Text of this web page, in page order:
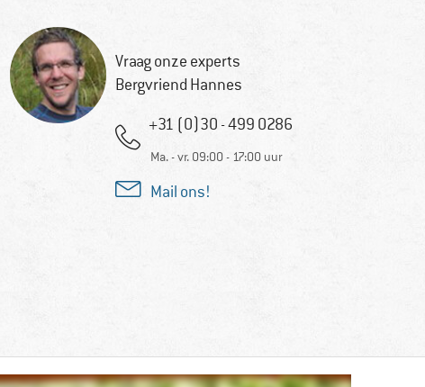
Vraag onze experts
Bergvriend Hannes
+31 (0)30 - 499 0286
Ma. - vr. 09:00 - 17:00 uur
Mail ons!